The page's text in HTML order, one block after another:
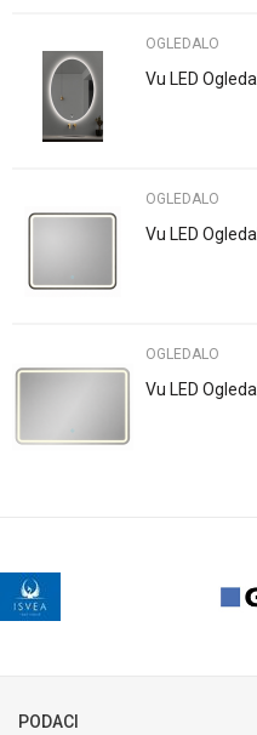
POŠALJI
OGLEDALO
Vu LED
OGLEDALO
Vu LED
OGLEDALO
Vu LED
PODACI